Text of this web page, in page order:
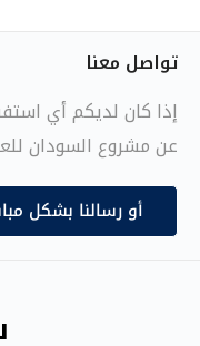
تواصل معنا
إذا كان لديكم أي
عن مشروع السودان
أو رسالنا بشكل